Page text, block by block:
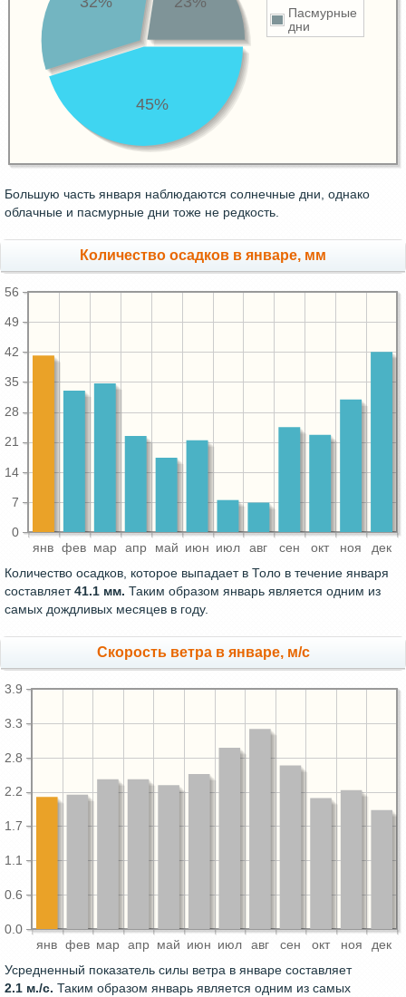
Пасмурные
дни
45%
Большую часть января наблюдаются солнечные дни, однако
облачные и пасмурные дни тоже не редкость.
Количество осадков в январе, мм
янв фев мар апр май июн июл авг сен окт ноя дек
0
7
14
21
28
35
42
49
56
Количество осадков, которое выпадает в Толо в течение января
составляет41.1 мм. Таким образом январь является одним из
самых дождливых месяцев в году.
Скорость ветра в январе, м/с
янв фев мар апр май июн июл авг сен окт ноя дек
0.0
0.6
1.1
1.7
2.2
2.8
3.3
3.9
Усредненный показатель силы ветра в январе составляет
2.1 м./с. Таким образом январь является одним из самых